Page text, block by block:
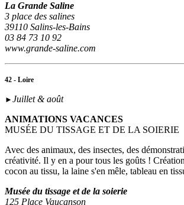
La Grande Saline
3 place des salines
39110 Salins-les-Bains
03 84 73 10 92
www.grande-saline.com
42 - Loire
► Juillet & août
ANIMATIONS VACANCES
MUSÉE DU TISSAGE ET DE LA SOIERIE
Avec des animaux, des insectes, des
créativité. Il y en a pour tous les goûts !
cocon au tissu, la laine s'en mêle, tableau en
Musée du tissage et de la soierie
125 Place Vaucanson